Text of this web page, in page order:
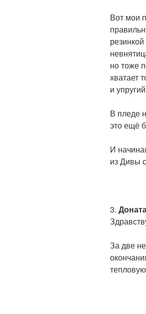
Вот мои
но тоже
хватает
и
В пледе
это ещё
И
из Дивы
3.
За две